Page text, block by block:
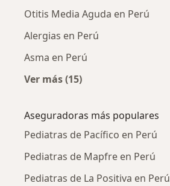
Otitis Media Aguda en Perú
Alergias en Perú
Asma en Perú
Ver más (15)
Aseguradoras más populares
Pediatras de Pacífico en Perú
Pediatras de Mapfre en Perú
Pediatras de La Positiva en Perú